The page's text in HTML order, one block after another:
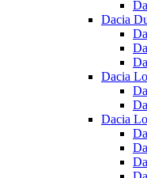
Dacia
Dacia
Dacia